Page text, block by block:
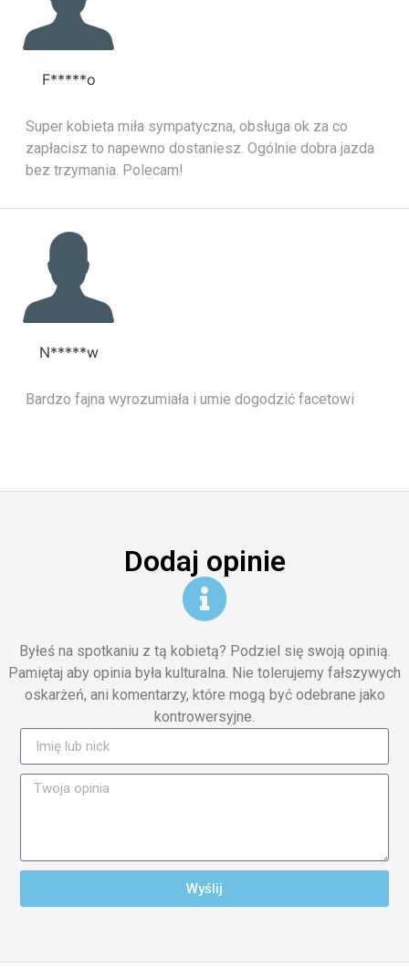
F*****o
Super kobieta miła sympatyczna, obsługa ok za co
zapłacisz to napewno dostaniesz. Ogólnie dobra jazda
bez trzymania. Polecam!
N*****w
Bardzo fajna wyrozumiała i umie dogodzić facetowi
Dodaj opinie
Byłeś na spotkaniu z tą kobietą? Podziel się swoją opinią.
Pamiętaj aby opinia była kulturalna. Nie tolerujemy fałszywych
oskarżeń, ani komentarzy, które mogą być odebrane jako
kontrowersyjne.
Wyślij